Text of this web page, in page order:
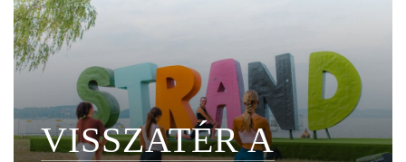
VISSZATÉR A